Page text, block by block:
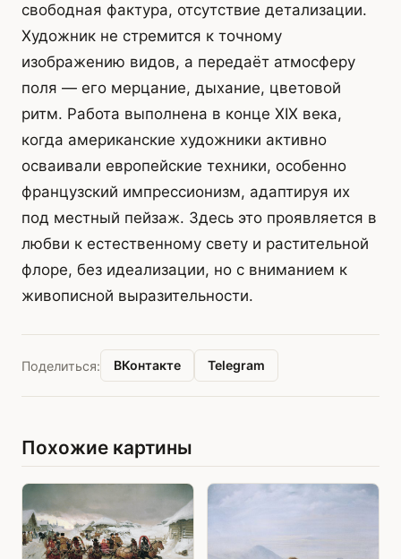
свободная фактура, отсутствие детализации.
Художник не стремится к точному
изображению видов, а передаёт атмосферу
поля — его мерцание, дыхание, цветовой
ритм. Работа выполнена в конце XIX века,
когда американские художники активно
осваивали европейские техники, особенно
французский импрессионизм, адаптируя их
под местный пейзаж. Здесь это проявляется в
любви к естественному свету и растительной
флоре, без идеализации, но с вниманием к
живописной выразительности.
Поделиться: ВКонтакте Telegram
Похожие картины